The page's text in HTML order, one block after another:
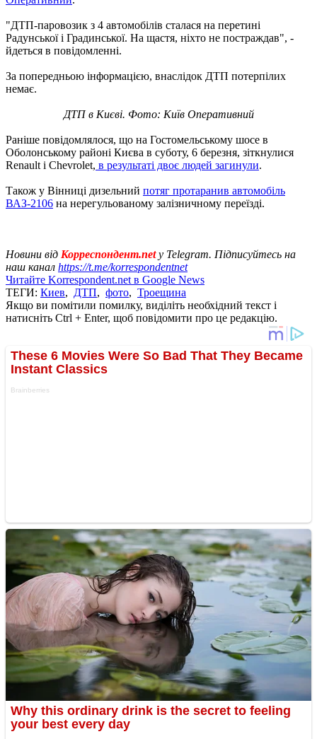
"ДТП-паровозик з 4 автомобілів сталася на перетині
Радунської і Градинської. На щастя, ніхто не постраждав", -
йдеться в повідомленні.
За попередньою інформацією, внаслідок ДТП потерпілих
немає.
ДТП в Києві. Фото: Київ Оперативний
Раніше повідомлялося, що на Гостомельському шосе в
Оболонському районі Києва в суботу, 6 березня, зіткнулися
Renault і Chevrolet, в результаті двоє людей загинули.
Також у Вінниці дизельний потяг протаранив автомобіль
ВАЗ-2106 на нерегульованому залізничному переїзді.
Новини від Корреспондент.netу Telegram. Підписуйтесь на
наш канал https://t.me/korrespondentnet
Читайте Korrespondent.net в Google News
ТЕГИ: Киев, ДТП, фото, Троещина
Якщо ви помітили помилку, виділіть необхідний текст і
натисніть Ctrl + Enter, щоб повідомити про це редакцію.